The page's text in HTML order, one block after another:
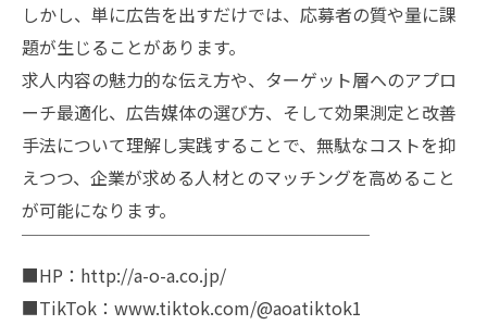
しかし、単に広告を出すだけでは、応募者の質や量に課
題が生じることがあります。
求人内容の魅力的な伝え方や、ターゲット層へのアプロ
ーチ最適化、広告媒体の選び方、そして効果測定と改善
手法について理解し実践することで、無駄なコストを抑
えつつ、企業が求める人材とのマッチングを高めること
が可能になります。
￣￣￣￣￣￣￣￣￣￣￣￣￣￣￣￣￣￣￣￣
■HP：http://a-o-a.co.jp/
■TikTok：www.tiktok.com/@aoatiktok1